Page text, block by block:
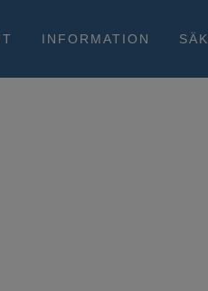
INFORMATION